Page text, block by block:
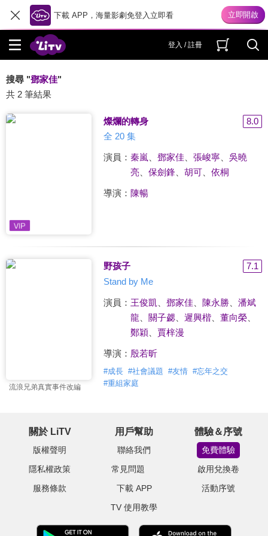
下載 APP，海量影劇免登入立即看
登入 / 註冊
搜尋 "鄧家佳"
共 2 筆結果
燦爛的轉身
8.0
全 20 集
演員： 秦嵐 鄧家佳 張峻寧、 吳曉
亮、 保劍鋒 胡可、 依桐
導演： 陳暢
流浪兄弟真實事件改編
野孩子
7.1
Stand by Me
演員： 王俊凱 鄧家佳 陳永勝
潘斌
龍
關子勰、 遲興楷、 董向榮、
鄭穎
賈梓漫
導演： 殷若昕
#成長 #社會議題 #友情 #忘年之交
#重組家庭
關於 LiTV
版權聲明
隱私權政策
服務條款
用戶幫助
聯絡我們
常見問題
下載 APP
TV 使用教學
體驗＆序號
免費體驗
啟用兌換卷
活動序號